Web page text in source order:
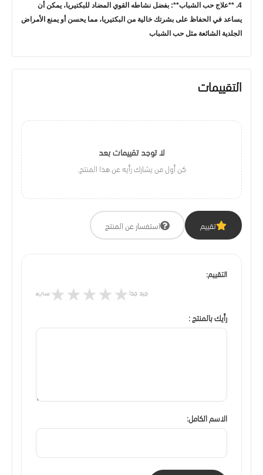
4. **علاج حب الشباب**: بفضل نشاطه القوي المضاد للبكتيريا، يمكن أن
يساعد في الحفاظ على بشرتك خالية من البكتيريا، مما يحسن أو يمنع الأمراض
الجلدية الشائعة مثل حب الشباب
التقييمات
لا توجد تقييمات بعد
كن أول من يشارك رأيه عن هذا المنتج.
تقييم استفسار عن المنتج
التقييم:
سيء ★★★★★ جيد جدا
رأيك بالمنتج :
الاسم الكامل: